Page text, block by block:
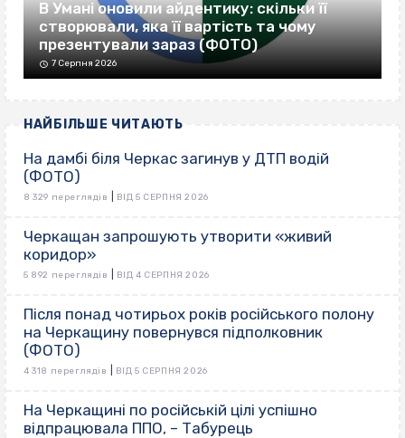
В Умані оновили айдентику: скільки її
створювали, яка її вартість та чому
презентували зараз (ФОТО)
7 Серпня 2026
НАЙБІЛЬШЕ ЧИТАЮТЬ
На дамбі біля Черкас загинув у ДТП водій
(ФОТО)
8 329 переглядів ВІД 5 СЕРПНЯ 2026
Черкащан запрошують утворити «живий
коридор»
5 892 переглядів ВІД 4 СЕРПНЯ 2026
Після понад чотирьох років російського полону
на Черкащину повернувся підполковник
(ФОТО)
4 318 переглядів ВІД 5 СЕРПНЯ 2026
На Черкащині по російській цілі успішно
відпрацювала ППО, – Табурець